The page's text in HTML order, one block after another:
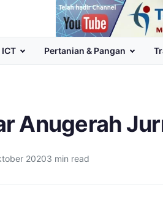
Channel
Youtube
ICT Pertanian & Pangan
Anugerah
20203 min read